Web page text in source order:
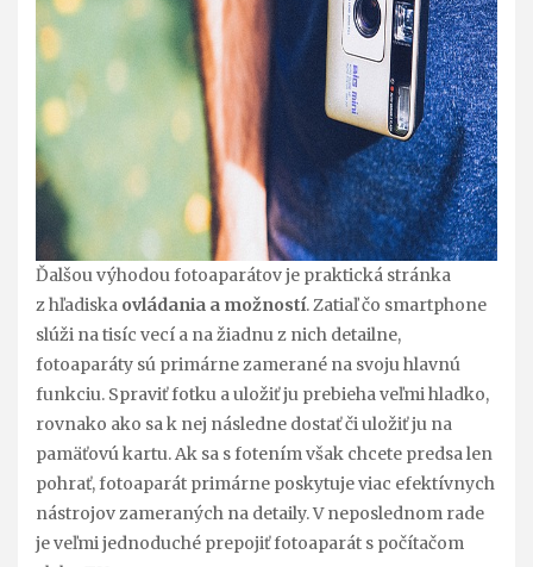
Ďalšou výhodou fotoaparátov je praktická stránka
z hľadiska ovládania a možností. Zatiaľ čo smartphone
slúži na tisíc vecí a na žiadnu z nich detailne,
fotoaparáty sú primárne zamerané na svoju hlavnú
funkciu. Spraviť fotku a uložiť ju prebieha veľmi hladko,
rovnako ako sa k nej následne dostať či uložiť ju na
pamäťovú kartu. Ak sa s fotením však chcete predsa len
pohrať, fotoaparát primárne poskytuje viac efektívnych
nástrojov zameraných na detaily. V neposlednom rade
je veľmi jednoduché prepojiť fotoaparát s počítačom